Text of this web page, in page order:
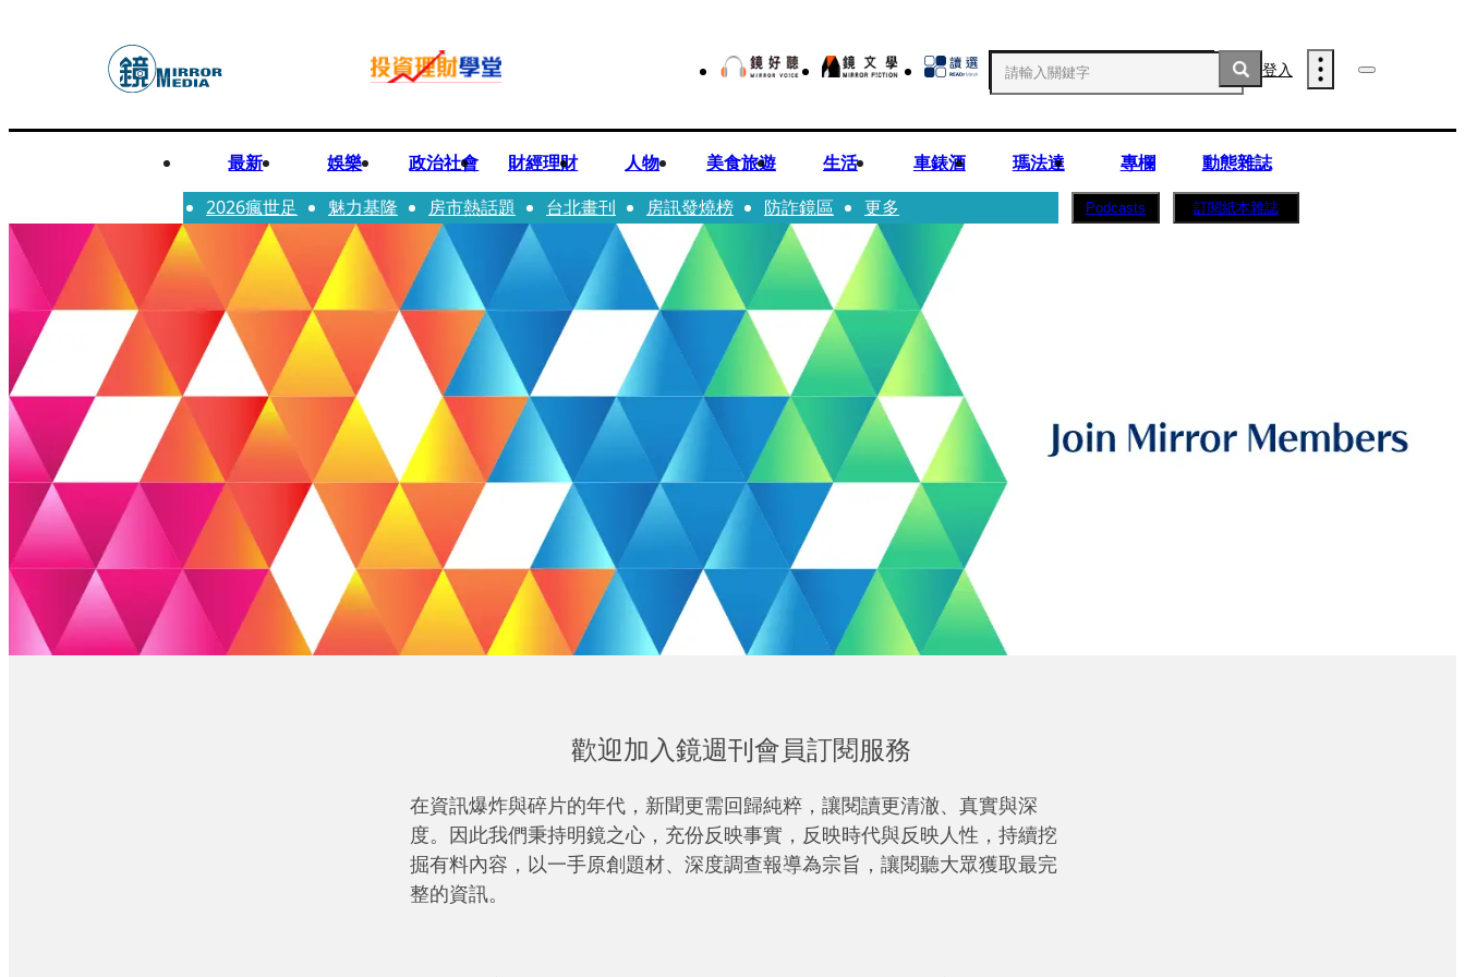
登入
最新 娛樂 政治社會 財經理財 人物 美食旅遊 生活 車錶酒 瑪法達 專欄
動態雜誌
2026瘋世足
魅力基隆 房市熱話題 台北畫刊 房訊發燒榜 防詐鏡區 更多 Podcasts 訂閱紙本雜誌
歡迎加入鏡週刊會員訂閱服務
在資訊爆炸與碎片的年代，新聞更需回歸純粹，讓閱讀更清澈、真實與深
度。因此我們秉持明鏡之心，充份反映事實，反映時代與反映人性，持續挖
掘有料內容，以一手原創題材、深度調查報導為宗旨，讓閱聽大眾獲取最完
整的資訊。